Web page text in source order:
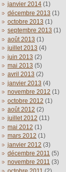
janvier 2014 (1)
décembre 2013 (1)
octobre 2013 (1)
septembre 2013 (1)
août 2013 (1)
juillet 2013 (4)
juin 2013 (2)
mai 2013 (5)
avril 2013 (2)
janvier 2013 (4)
novembre 2012 (1)
octobre 2012 (1)
août 2012 (2)
juillet 2012 (11)
mai 2012 (1)
mars 2012 (1)
janvier 2012 (3)
décembre 2011 (5)
novembre 2011 (3)